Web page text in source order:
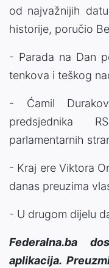
od najvažnijih
historije, poručio
- Parada na Dan
tenkova i teškog
- Ćamil
predsjednika
parlamentarnih
- Kraj ere Viktora
danas preuzima
- U drugom dijelu
Federalna.ba
aplikacija.